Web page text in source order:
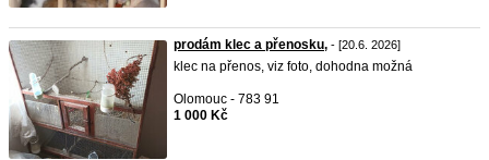
prodám klec a přenosku, - [20.6. 2026]
klec na přenos, viz foto, dohodna možná
Olomouc - 783 91
1 000 Kč